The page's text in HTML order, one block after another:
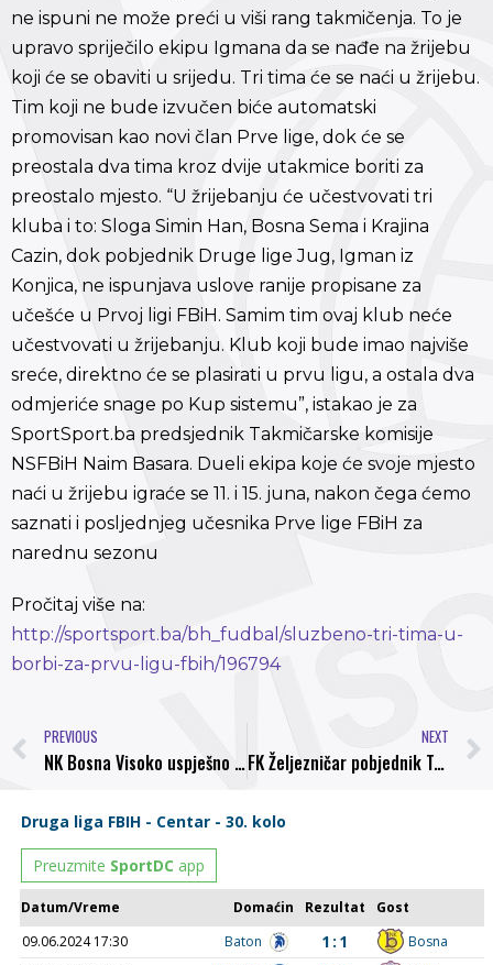
ne ispuni ne može preći u viši rang takmičenja. To je
upravo spriječilo ekipu Igmana da se nađe na žrijebu
koji će se obaviti u srijedu. Tri tima će se naći u žrijebu.
Tim koji ne bude izvučen biće automatski
promovisan kao novi član Prve lige, dok će se
preostala dva tima kroz dvije utakmice boriti za
preostalo mjesto. “U žrijebanju će učestvovati tri
kluba i to: Sloga Simin Han, Bosna Sema i Krajina
Cazin, dok pobjednik Druge lige Jug, Igman iz
Konjica, ne ispunjava uslove ranije propisane za
učešće u Prvoj ligi FBiH. Samim tim ovaj klub neće
učestvovati u žrijebanju. Klub koji bude imao najviše
sreće, direktno će se plasirati u prvu ligu, a ostala dva
odmjeriće snage po Kup sistemu”, istakao je za
SportSport.ba predsjednik Takmičarske komisije
NSFBiH Naim Basara. Dueli ekipa koje će svoje mjesto
naći u žrijebu igraće se 11. i 15. juna, nakon čega ćemo
saznati i posljednjeg učesnika Prve lige FBiH za
narednu sezonu
Pročitaj više na:
http://sportsport.ba/bh_fudbal/sluzbeno-tri-tima-u-
borbi-za-prvu-ligu-fbih/196794
PREVIOUS
NK Bosna Visoko uspješno okončala sezonu Prve lige FBiH
NEXT
FK Željezničar pobjednik Turnira NS FBiH za pretpionire Igrajmo za Fair-Play